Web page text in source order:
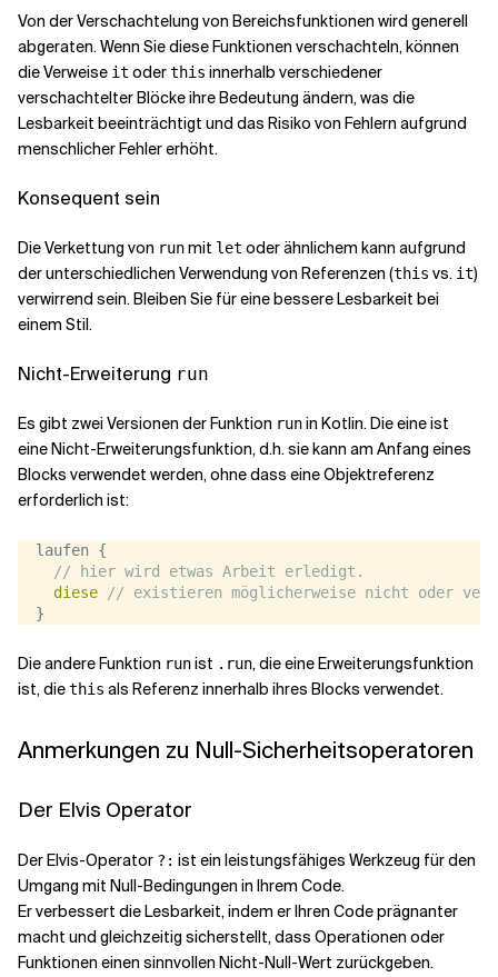
Von der Verschachtelung von Bereichsfunktionen wird generell
abgeraten. Wenn Sie diese Funktionen verschachteln, können
die Verweise it oderthis innerhalb verschiedener
verschachtelter Blöcke ihre Bedeutung ändern, was die
Lesbarkeit beeinträchtigt und das Risiko von Fehlern aufgrund
menschlicher Fehler erhöht.
Konsequent sein
Die Verkettung von runmit let oder ähnlichem kann aufgrund
der unterschiedlichen Verwendung von Referenzen (this vs. it)
verwirrend sein. Bleiben Sie für eine bessere Lesbarkeit bei
einem Stil.
Nicht-Erweiterung run
Es gibt zwei Versionen der Funktion runin Kotlin. Die eine ist
eine Nicht-Erweiterungsfunktion, d.h. sie kann am Anfang eines
Blocks verwendet werden, ohne dass eine Objektreferenz
erforderlich ist:
  laufen {
// hier wird etwas Arbeit erledigt.
diese
// existieren möglicherweise nicht oder
  }
Die andere Funktion runist .run, die eine Erweiterungsfunktion
ist, diethis als Referenz innerhalb ihres Blocks verwendet.
Anmerkungen zu Null-Sicherheitsoperatoren
Der Elvis Operator
Der Elvis-Operator ?: ist ein leistungsfähiges Werkzeug für den
Umgang mit Null-Bedingungen in Ihrem Code.
Er verbessert die Lesbarkeit, indem er Ihren Code prägnanter
macht und gleichzeitig sicherstellt, dass Operationen oder
Funktionen einen sinnvollen Nicht-Null-Wert zurückgeben.